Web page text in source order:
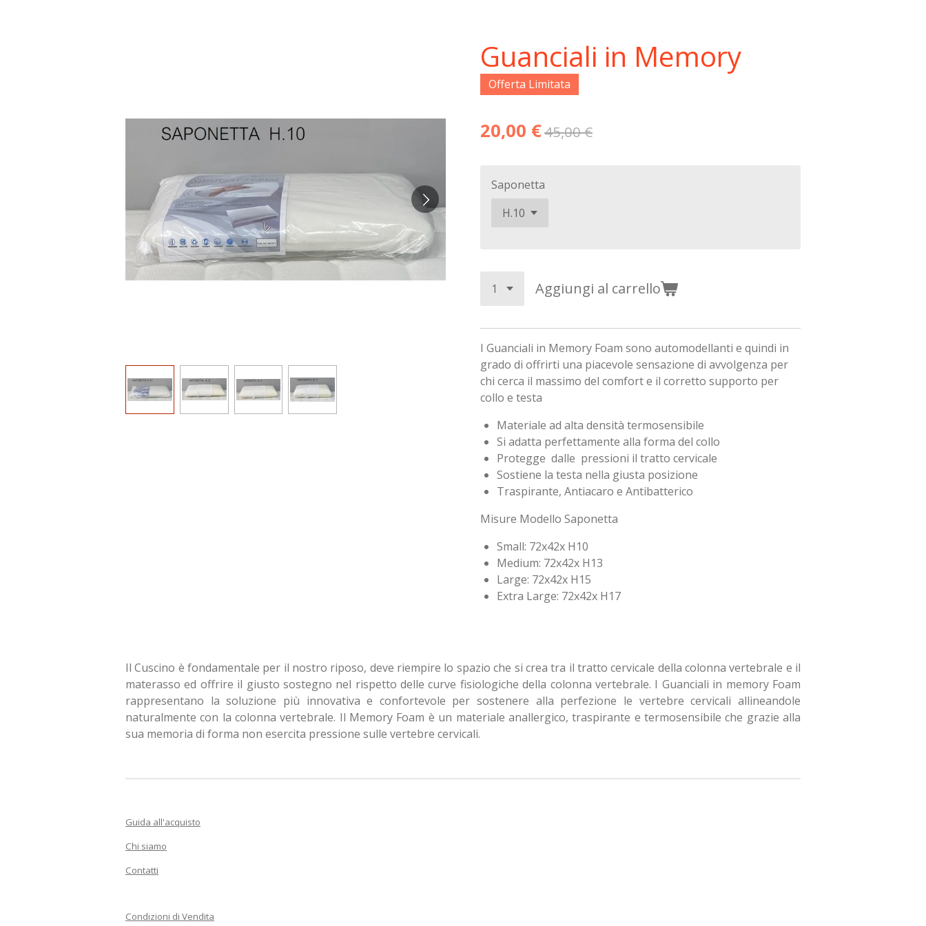
Guanciali in Memory
Offerta Limitata
20,00 €45,00 €
Saponetta
Aggiungi al carrello
I Guanciali in Memory Foam sono automodellanti e quindi in
grado di offrirti una piacevole sensazione di avvolgenza per
chi cerca il massimo del comfort e il corretto supporto per
collo e testa
Materiale ad alta densità termosensibile
Si adatta perfettamente alla forma del collo
Protegge dalle pressioni il tratto cervicale
Sostiene la testa nella giusta posizione
Traspirante, Antiacaro e Antibatterico
Misure Modello Saponetta
Small: 72x42x H10
Medium: 72x42x H13
Large: 72x42x H15
Extra Large: 72x42x H17
Il Cuscino è fondamentale per il nostro riposo, deve riempire lo spazio che si crea tra il tratto cervicale della colonna vertebrale e il
materasso ed offrire il giusto sostegno nel rispetto delle curve fisiologiche della colonna vertebrale. I Guanciali in memory Foam
rappresentano la soluzione più innovativa e confortevole per sostenere alla perfezione le vertebre cervicali allineandole
naturalmente con la colonna vertebrale. Il Memory Foam è un materiale anallergico, traspirante e termosensibile che grazie alla
sua memoria di forma non esercita pressione sulle vertebre cervicali.
Guida all'acquisto
Chi siamo
Contatti
Condizioni di Vendita